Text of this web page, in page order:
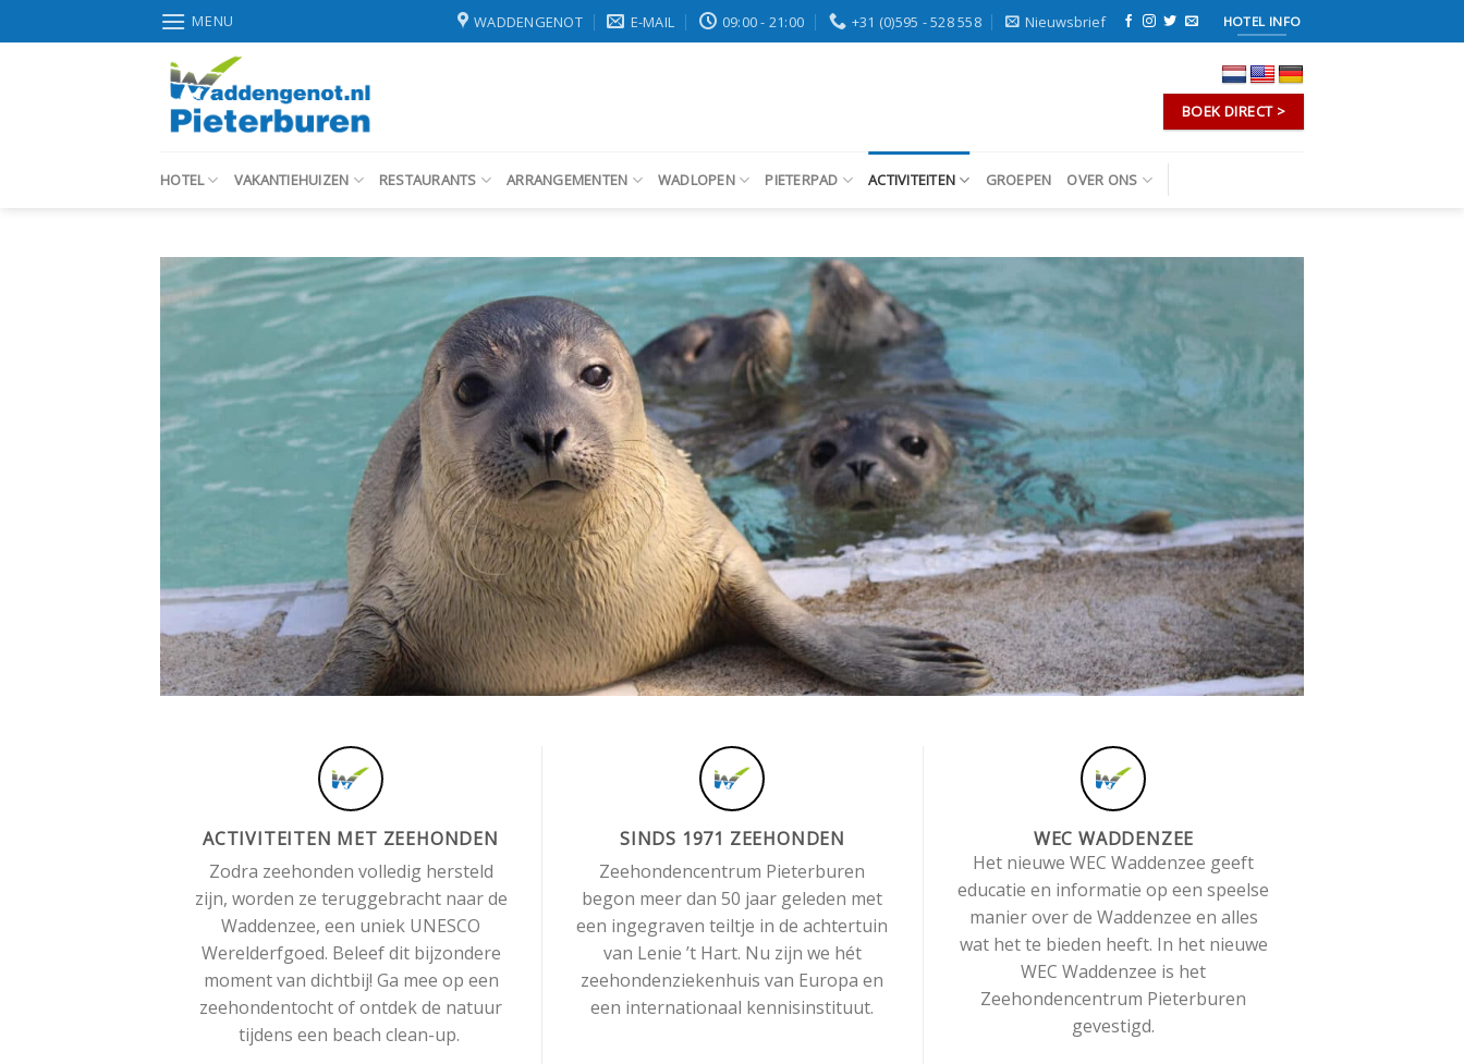
to
MENU WADDENGENOT E-MAIL 09:00 - 21:00 +31 (0)595 - 528 558 Nieuwsbrief HOTEL INFO
BOEK DIRECT >
HOTEL VAKANTIEHUIZEN RESTAURANTS ARRANGEMENTEN WADLOPEN PIETERPAD ACTIVITEITEN GROEPEN OVER ONS
ACTIVITEITEN MET ZEEHONDEN
Zodra zeehonden volledig hersteld
zijn, worden ze teruggebracht naar de
Waddenzee, een uniek UNESCO
Werelderfgoed. Beleef dit bijzondere
moment van dichtbij! Ga mee op een
zeehondentocht of ontdek de natuur
tijdens een beach clean-up.
SINDS 1971 ZEEHONDEN
Zeehondencentrum Pieterburen
begon meer dan 50 jaar geleden met
een ingegraven teiltje in de achtertuin
van Lenie ’t Hart. Nu zijn we hét
zeehondenziekenhuis van Europa en
een internationaal kennisinstituut.
WEC WADDENZEE
Het nieuwe WEC Waddenzee geeft
educatie en informatie op een speelse
manier over de Waddenzee en alles
wat het te bieden heeft. In het nieuwe
WEC Waddenzee is het
Zeehondencentrum Pieterburen
gevestigd.